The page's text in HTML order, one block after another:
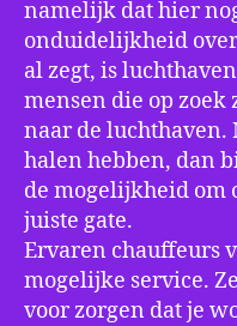
namelijk dat hier
onduidelijkheid over
al zegt, is
mensen die op
naar de luchthaven.
halen hebben, dan
de mogelijkheid om
juiste gate.
Ervaren chauffeurs
mogelijke service.
voor zorgen dat je